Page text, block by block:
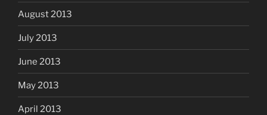
August 2013
July 2013
June 2013
May 2013
April 2013